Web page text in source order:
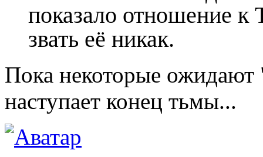
показало отношение к
звать её никак.
Пока некоторые ожидают
наступает конец тьмы...